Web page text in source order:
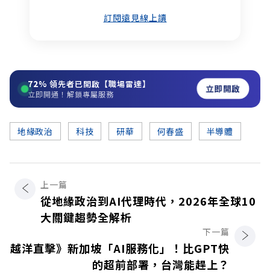
訂閱遠見線上讀
72% 領先者已開啟【職場雷達】
立即開通！解鎖專屬服務 立即開啟
地緣政治 科技 研華 何春盛 半導體
上一篇
從地緣政治到AI代理時代，2026年全球10
大關鍵趨勢全解析
下一篇
越洋直擊》新加坡「AI服務化」！比GPT快
的超前部署，台灣能趕上？